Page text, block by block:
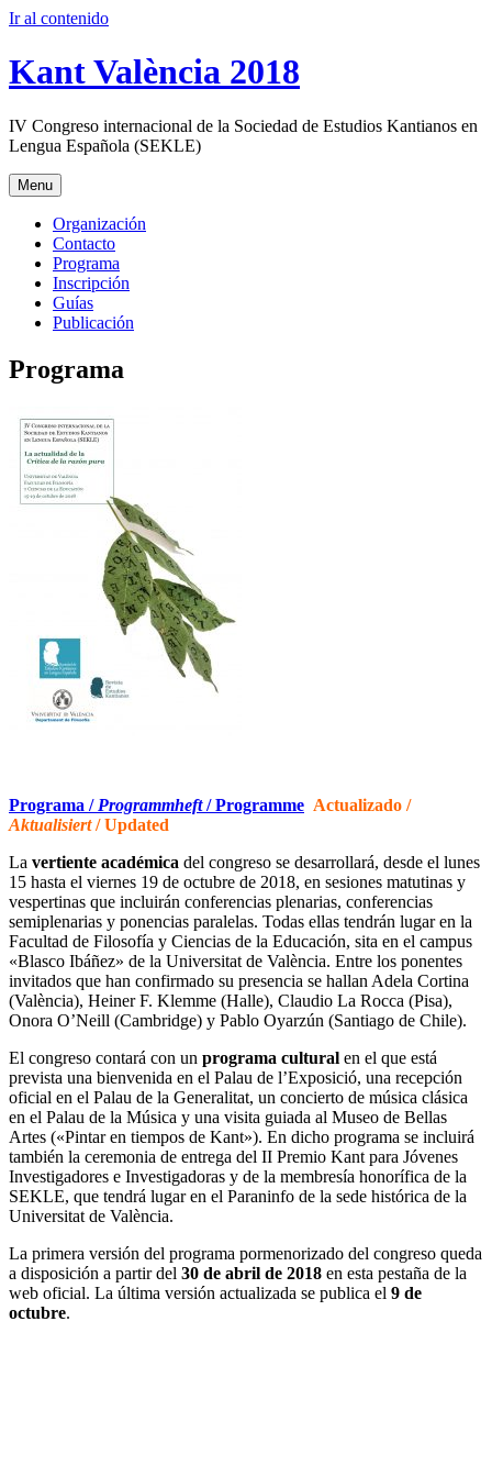
Ir al contenido
Kant València 2018
IV Congreso internacional de la Sociedad de Estudios Kantianos en
Lengua Española (SEKLE)
Menu
Organización
Contacto
Programa
Inscripción
Guías
Publicación
Programa
Programa / Programmheft/ Programme Actualizado /
Aktualisiert/ Updated
La vertiente académica del congreso se desarrollará, desde el lunes
15 hasta el viernes 19 de octubre de 2018, en sesiones matutinas y
vespertinas que incluirán conferencias plenarias, conferencias
semiplenarias y ponencias paralelas. Todas ellas tendrán lugar en la
Facultad de Filosofía y Ciencias de la Educación, sita en el campus
«Blasco Ibáñez» de la Universitat de València. Entre los ponentes
invitados que han confirmado su presencia se hallan Adela Cortina
(València), Heiner F. Klemme (Halle), Claudio La Rocca (Pisa),
Onora O’Neill (Cambridge) y Pablo Oyarzún (Santiago de Chile).
El congreso contará con un programa cultural en el que está
prevista una bienvenida en el Palau de l’Exposició, una recepción
oficial en el Palau de la Generalitat, un concierto de música clásica
en el Palau de la Música y una visita guiada al Museo de Bellas
Artes («Pintar en tiempos de Kant»). En dicho programa se incluirá
también la ceremonia de entrega del II Premio Kant para Jóvenes
Investigadores e Investigadoras y de la membresía honorífica de la
SEKLE, que tendrá lugar en el Paraninfo de la sede histórica de la
Universitat de València.
La primera versión del programa pormenorizado del congreso queda
a disposición a partir del 30 de abril de 2018 en esta pestaña de la
web oficial. La última versión actualizada se publica el 9 de
octubre.